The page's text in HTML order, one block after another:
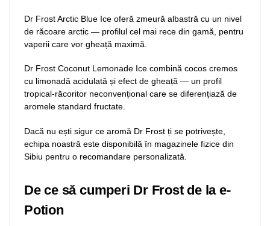
Dr Frost Arctic Blue Ice oferă zmeură albastră cu un nivel
de răcoare arctic — profilul cel mai rece din gamă, pentru
vaperii care vor gheață maximă.
Dr Frost Coconut Lemonade Ice combină cocos cremos
cu limonadă acidulată și efect de gheață — un profil
tropical-răcoritor neconvențional care se diferențiază de
aromele standard fructate.
Dacă nu ești sigur ce aromă Dr Frost ți se potrivește,
echipa noastră este disponibilă în magazinele fizice din
Sibiu pentru o recomandare personalizată.
De ce să cumperi Dr Frost de la e-
Potion